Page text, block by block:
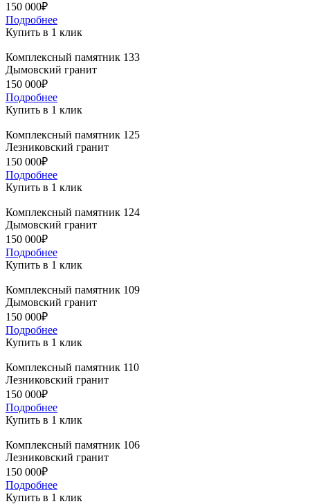
150 000₽
Подробнее
Купить в 1 клик
Комплексный памятник 133
Дымовский гранит
150 000₽
Подробнее
Купить в 1 клик
Комплексный памятник 125
Лезниковский гранит
150 000₽
Подробнее
Купить в 1 клик
Комплексный памятник 124
Дымовский гранит
150 000₽
Подробнее
Купить в 1 клик
Комплексный памятник 109
Дымовский гранит
150 000₽
Подробнее
Купить в 1 клик
Комплексный памятник 110
Лезниковский гранит
150 000₽
Подробнее
Купить в 1 клик
Комплексный памятник 106
Лезниковский гранит
150 000₽
Подробнее
Купить в 1 клик